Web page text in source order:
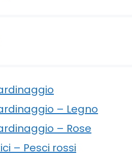
– Legno
– Rose
– Pesci rossi